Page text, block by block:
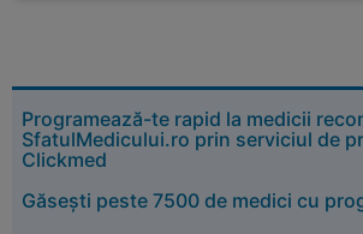
Programează-te rapid la medicii
SfatulMedicului.ro prin serviciul de
Clickmed
Găsești peste 7500 de medici cu